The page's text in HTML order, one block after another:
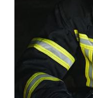
FR
arcoíris